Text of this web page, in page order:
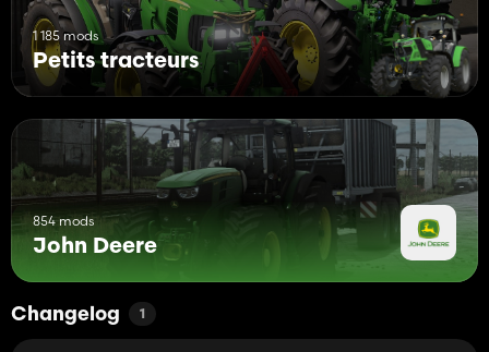
1 185 mods
Petits tracteurs
854 mods
John Deere
Changelog 1